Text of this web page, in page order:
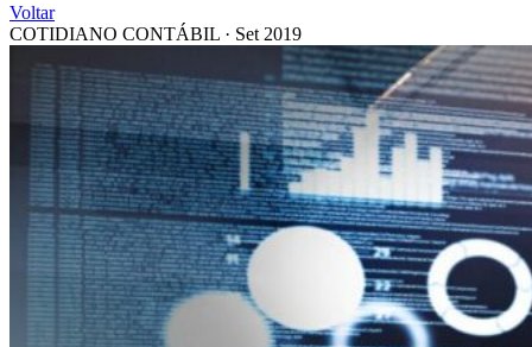
Voltar
COTIDIANO CONTÁBIL · Set 2019